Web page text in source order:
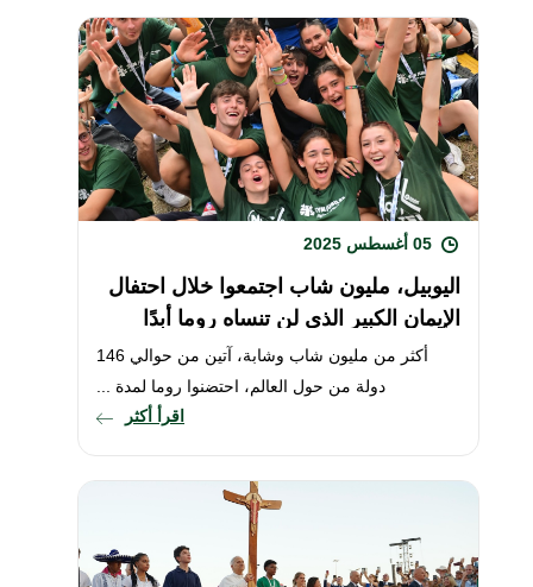
اليوبيل، مليون شاب اجتمعوا خلال احتفال
الإيمان الكبير الذي لن تنساه روما أبدًا
أكثر من مليون شاب وشابة، آتين من حوالي 146
دولة من حول العالم، احتضنوا روما لمدة ...
اقرأ أكثر